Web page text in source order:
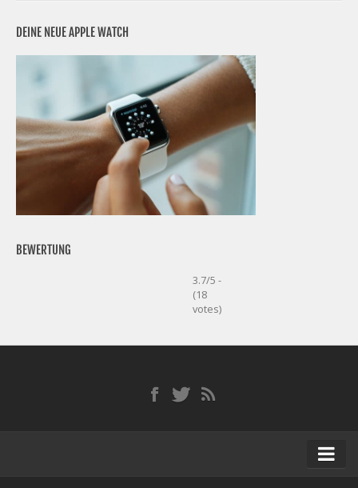
DEINE NEUE APPLE WATCH
BEWERTUNG
3.7/5 -
(18
votes)